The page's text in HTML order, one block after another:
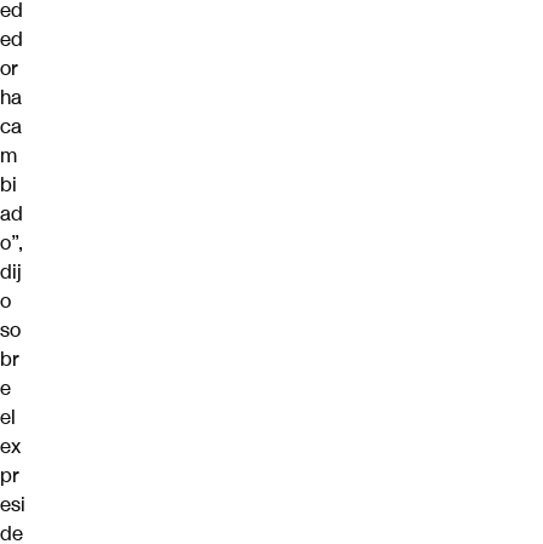
ed
ed
or
ha
ca
m
bi
ad
o”,
dij
o
so
br
e
el
ex
pr
esi
de